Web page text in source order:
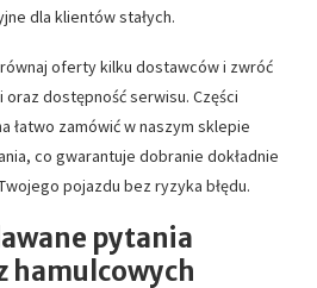
dla klientów stałych.
oferty kilku dostawców i zwróć
oraz dostępność serwisu. Części
łatwo zamówić w naszym sklepie
co gwarantuje dobranie dokładnie
pojazdu bez ryzyka błędu.
pytania
hamulcowych